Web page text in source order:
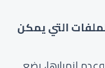
التي يمكن